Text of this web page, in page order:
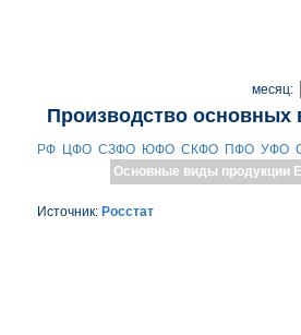
месяц:
Производство основных
РФ ЦФО СЗФО ЮФО СКФО ПФО УФО
Основные виды продукции
Источник: Росстат